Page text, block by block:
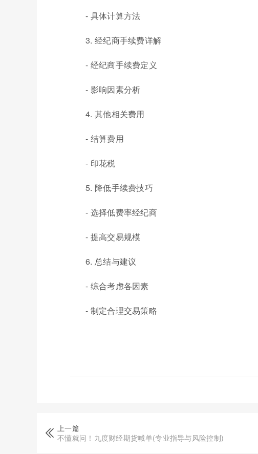
- 具体计算方法
3. 经纪商手续费详解
- 经纪商手续费定义
- 影响因素分析
4. 其他相关费用
- 结算费用
- 印花税
5. 降低手续费技巧
- 选择低费率经纪商
- 提高交易规模
6. 总结与建议
- 综合考虑各因素
- 制定合理交易策略
上一篇
不懂就问！九度财经期货喊单(专业指导与风险控制)